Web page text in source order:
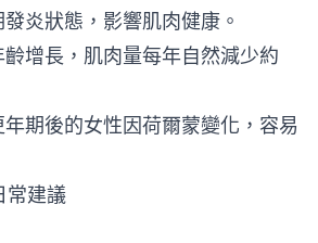
炎狀態，影響肌肉健康。
齡增長，肌肉量每年自然減少約
年期後的女性因荷爾蒙變化，容易
常建議